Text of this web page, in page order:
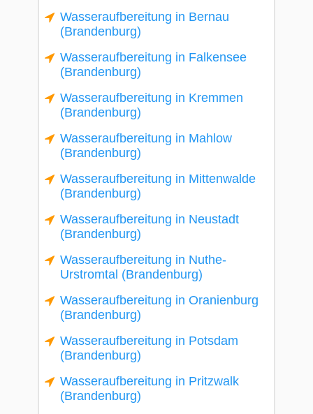
Wasseraufbereitung in Bernau
(Brandenburg)
Wasseraufbereitung in Falkensee
(Brandenburg)
Wasseraufbereitung in Kremmen
(Brandenburg)
Wasseraufbereitung in Mahlow
(Brandenburg)
Wasseraufbereitung in Mittenwalde
(Brandenburg)
Wasseraufbereitung in Neustadt
(Brandenburg)
Wasseraufbereitung in Nuthe-
Urstromtal (Brandenburg)
Wasseraufbereitung in Oranienburg
(Brandenburg)
Wasseraufbereitung in Potsdam
(Brandenburg)
Wasseraufbereitung in Pritzwalk
(Brandenburg)